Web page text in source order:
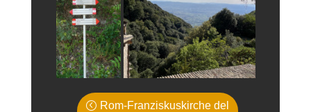
Rom-Franziskuskirche del